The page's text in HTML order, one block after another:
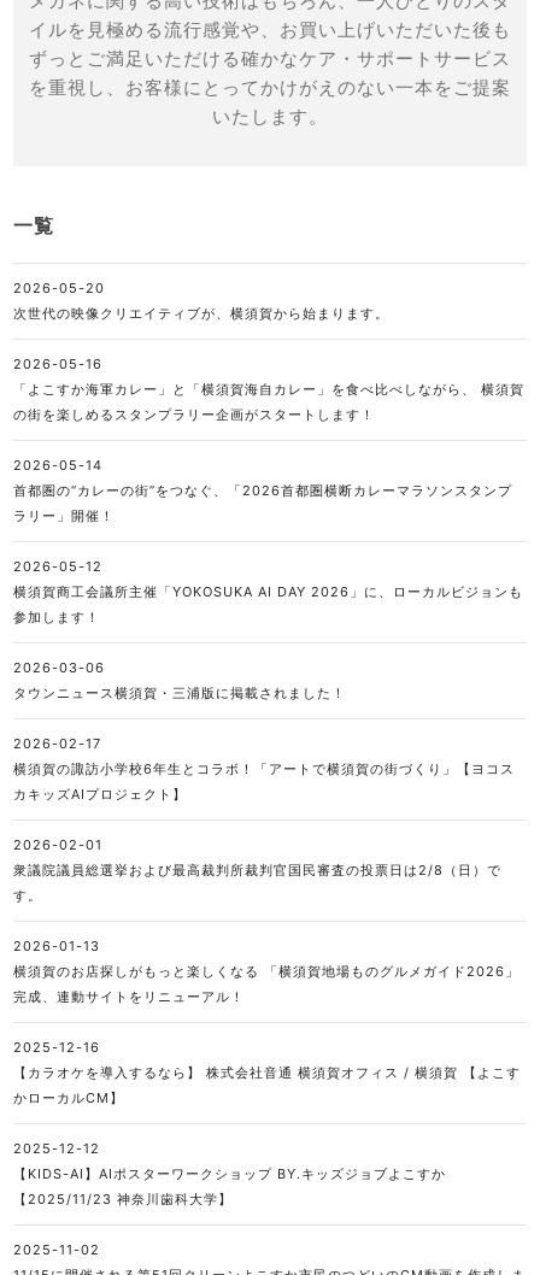
イルを見極める流行感覚や、お買い上げいただいた後も
ずっとご満足いただける確かなケア・サポートサービス
を重視し、お客様にとってかけがえのない一本をご提案
いたします。
一覧
2026-05-20
次世代の映像クリエイティブが、横須賀から始まります。
2026-05-16
「よこすか海軍カレー」と「横須賀海自カレー」を食べ比べしながら、 横須賀
の街を楽しめるスタンプラリー企画がスタートします！
2026-05-14
首都圏の“カレーの街”をつなぐ、「2026首都圏横断カレーマラソンスタンプ
ラリー」開催！
2026-05-12
横須賀商工会議所主催「YOKOSUKA AI DAY 2026」に、ローカルビジョンも
参加します！
2026-03-06
タウンニュース横須賀・三浦版に掲載されました！
2026-02-17
横須賀の諏訪小学校6年生とコラボ！「アートで横須賀の街づくり」【ヨコス
カキッズAIプロジェクト】
2026-02-01
衆議院議員総選挙および最高裁判所裁判官国民審査の投票日は2/8（日）で
す。
2026-01-13
横須賀のお店探しがもっと楽しくなる 「横須賀地場ものグルメガイド2026」
完成、連動サイトをリニューアル！
2025-12-16
【カラオケを導入するなら】 株式会社音通 横須賀オフィス / 横須賀 【よこす
かローカルCM】
2025-12-12
【KIDS-AI】AIポスターワークショップ BY.キッズジョブよこすか
【2025/11/23 神奈川歯科大学】
2025-11-02